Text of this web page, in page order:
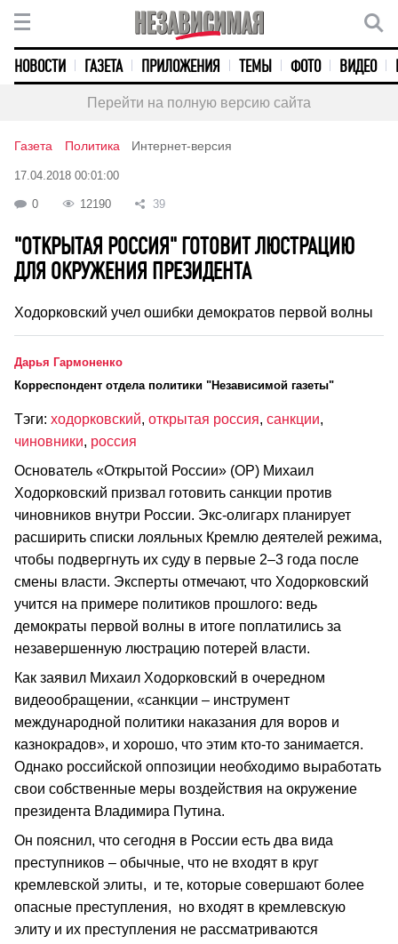
НОВОСТИ ГАЗЕТА ПРИЛОЖЕНИЯ ТЕМЫ ФОТО ВИДЕО
Перейти на полную версию сайта
Газета Политика Интернет-версия
17.04.2018 00:01:00
0 12190 39
"ОТКРЫТАЯ РОССИЯ" ГОТОВИТ ЛЮСТРАЦИЮ
ДЛЯ ОКРУЖЕНИЯ ПРЕЗИДЕНТА
Ходорковский учел ошибки демократов первой волны
Дарья Гармоненко
Корреспондент отдела политики "Независимой газеты"
Тэги: ходорковский, открытая россия, санкции,
чиновники, россия
Основатель «Открытой России» (ОР) Михаил
Ходорковский призвал готовить санкции против
чиновников внутри России. Экс-олигарх планирует
расширить списки лояльных Кремлю деятелей режима,
чтобы подвергнуть их суду в первые 2–3 года после
смены власти. Эксперты отмечают, что Ходорковский
учится на примере политиков прошлого: ведь
демократы первой волны в итоге поплатились за
незавершенную люстрацию потерей власти.
Как заявил Михаил Ходорковский в очередном
видеообращении, «санкции – инструмент
международной политики наказания для воров и
казнокрадов», и хорошо, что этим кто-то занимается.
Однако российской оппозиции необходимо выработать
свои собственные меры воздействия на окружение
президента Владимира Путина.
Он пояснил, что сегодня в России есть два вида
преступников – обычные, что не входят в круг
кремлевской элиты, и те, которые совершают более
опасные преступления, но входят в кремлевскую
элиту и их преступления не рассматриваются